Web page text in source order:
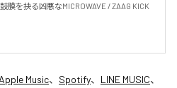
を抉る凶悪なMICROWAVE / ZAAG KICK
Apple Music、 Spotify、 LINE MUSIC、